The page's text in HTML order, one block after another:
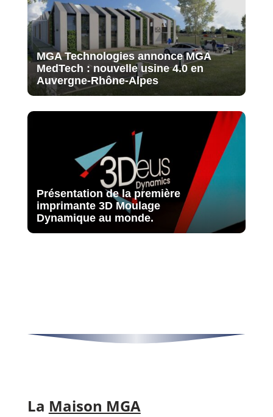
MGA Technologies annonce MGA
MedTech : nouvelle usine 4.0 en
Auvergne-Rhône-Alpes
Présentation de la première
imprimante 3D Moulage
Dynamique au monde.
La Maison MGA